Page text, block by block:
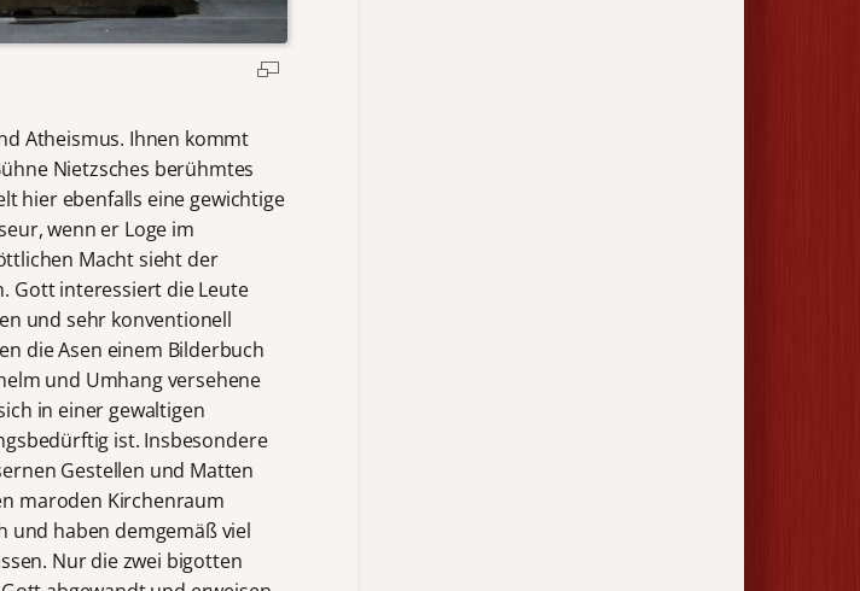
Atheismus. Ihnen kommt
Nietzsches berühmtes
hier ebenfalls eine gewichtige
wenn er Loge im
Macht sieht der
Gott interessiert die Leute
und sehr konventionell
die Asen einem Bilderbuch
und Umhang versehene
in einer gewaltigen
ist. Insbesondere
Gestellen und Matten
maroden Kirchenraum
und haben demgemäß viel
Nur die zwei bigotten